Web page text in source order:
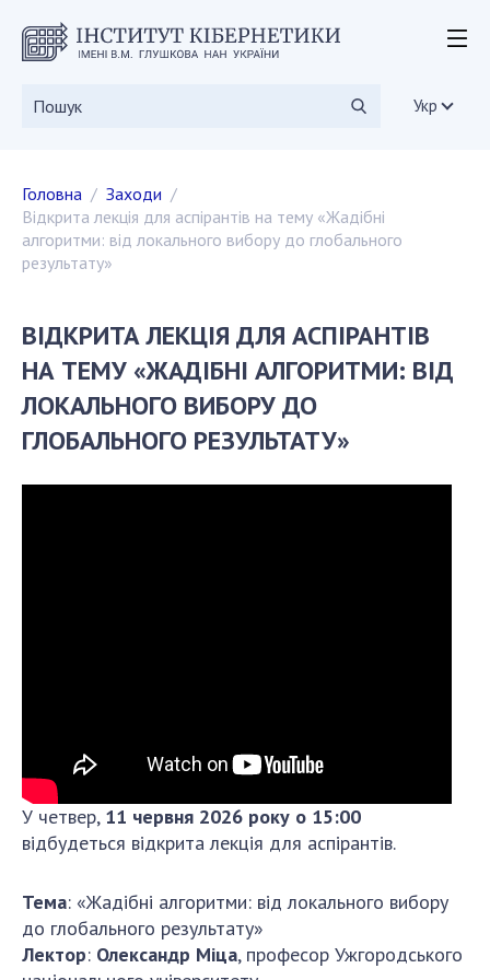
Укр
ІНСТИТУТ
Історія інституту
Вчена рада
Наукові ради
Дисертаційні ради
Вакансії
Державні закупівлі
Громадські організації
ДОСЛІДЖЕННЯ
Науково-організаційні та допоміжні підрозділи
Співробітники
АСПІРАНТУРА
Абітуруєнтам
Документи
Аспірантура
Головна
Заходи
Відкрита лекція для аспірантів на тему «Жадібні
алгоритми: від локального вибору до глобального
результату»
ВІДКРИТА ЛЕКЦІЯ ДЛЯ АСПІРАНТІВ
НА ТЕМУ «ЖАДІБНІ АЛГОРИТМИ: ВІД
ЛОКАЛЬНОГО ВИБОРУ ДО
ГЛОБАЛЬНОГО РЕЗУЛЬТАТУ»
У четвер, 11 червня 2026 року о 15:00
відбудеться відкрита лекція для аспірантів.
Тема: «Жадібні алгоритми: від локального вибору
до глобального результату»
Лектор: Олександр Міца, професор Ужгородського